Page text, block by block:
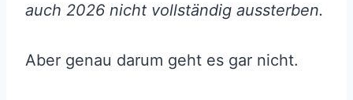
auch 2026 nicht vollständig aussterben.
Aber genau darum geht es gar nicht.